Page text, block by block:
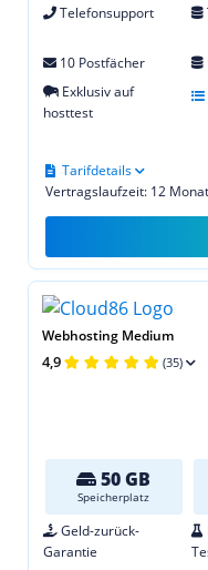
Telefonsupport
10 Postfächer
Exklusiv auf
hosttest
Vertragslaufzeit: 12
Tarifdetails
Webhosting Medium
4,9 (35)
50 GB
Speicherplatz
Geld-zurück-
Garantie